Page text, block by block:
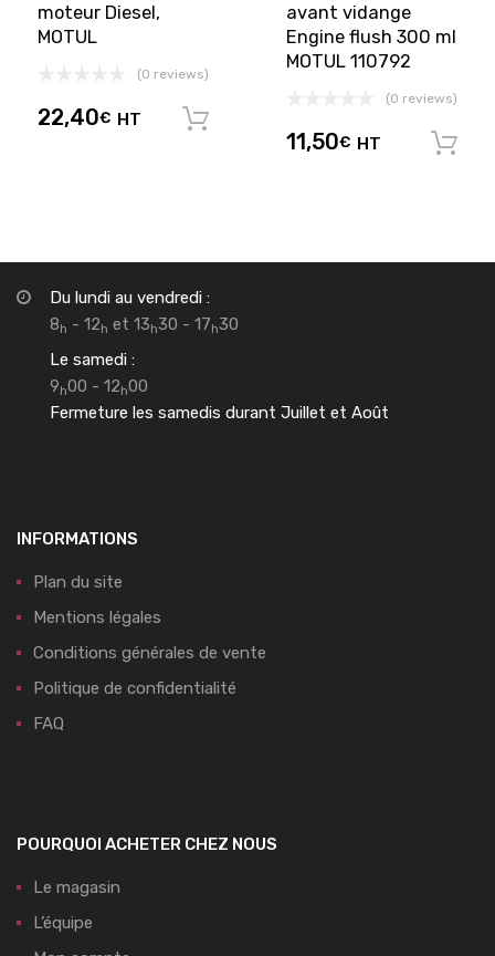
moteur Diesel,
MOTUL
(0 reviews)
22,40€ HT
avant vidange
Engine flush 300 ml
MOTUL 110792
(0 reviews)
11,50€ HT
Du lundi au vendredi :
8h - 12h et 13h30 - 17h30
Le samedi :
9h00 - 12h00
Fermeture les samedis durant Juillet et Août
INFORMATIONS
Plan du site
Mentions légales
Conditions générales de vente
Politique de confidentialité
FAQ
POURQUOI ACHETER CHEZ NOUS
Le magasin
L’équipe